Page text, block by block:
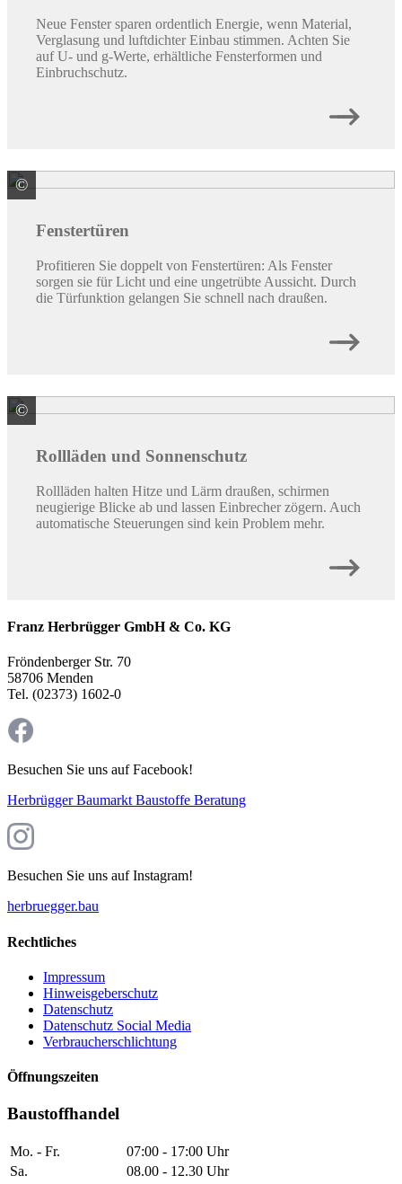
Neue Fenster sparen ordentlich Energie, wenn Material,
Verglasung und luftdichter Einbau stimmen. Achten Sie
auf U- und g-Werte, erhältliche Fensterformen und
Einbruchschutz.
© HBI Holz-Bau-Industrie GmbH & Co. KG
Fenstertüren
Profitieren Sie doppelt von Fenstertüren: Als Fenster
sorgen sie für Licht und eine ungetrübte Aussicht. Durch
die Türfunktion gelangen Sie schnell nach draußen.
© BE Bauelemente GmbH
Rollläden und Sonnenschutz
Rollläden halten Hitze und Lärm draußen, schirmen
neugierige Blicke ab und lassen Einbrecher zögern. Auch
automatische Steuerungen sind kein Problem mehr.
Franz Herbrügger GmbH & Co. KG
Fröndenberger Str. 70
58706 Menden
Tel. (02373) 1602-0
Besuchen Sie uns auf Facebook!
Herbrügger Baumarkt Baustoffe Beratung
Besuchen Sie uns auf Instagram!
herbruegger.bau
Rechtliches
Impressum
Hinweisgeberschutz
Datenschutz
Datenschutz Social Media
Verbraucherschlichtung
Öffnungszeiten
Baustoffhandel
Mo. - Fr.
07:00 - 17:00 Uhr
Sa.
08.00 - 12.30 Uhr